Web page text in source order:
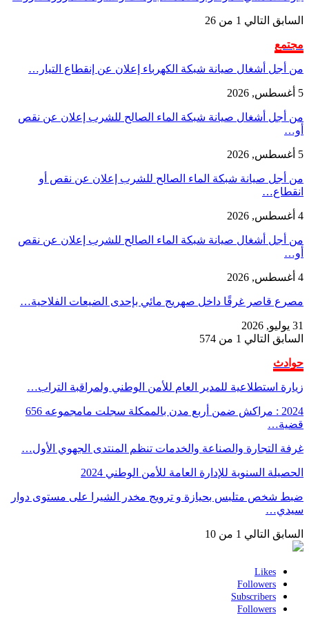
السابق التالي 1 من 26
مجتمع
من أجل أشغال صيانة شبكة الكهرباء إعلان عن إنقطاع التيار…
5 أغسطس, 2026
من أجل أشغال صيانة شبكة الماء الصالح للشرب إعلان عن نقص
أو…
5 أغسطس, 2026
من أجل صيانة شبكة الماء الصالح للشرب إعلان عن نقص أو
انقطاع…
4 أغسطس, 2026
من أجل أشغال صيانة شبكة الماء الصالح للشرب إعلان عن نقص
أو…
4 أغسطس, 2026
مصرع قاصر غرقًا داخل صهريج مائي بإحدى الضيعات الفلاحية…
31 يوليو, 2026
السابق التالي 1 من 574
حوادث
زيارة استطلاعية للمدير العام للأمن الوطني ولمراقبة التراب…
2024 : مراكش ضمن أربع مدن بالممكلة سجلت مامجموعه 656
قضية…
غرفة التجارة والصناعة والخدمات تنظم المنتدى الجهوي الأول…
الحصيلة السنوية للإدارة العامة للأمن الوطني 2024
ضبط شخص متلبس بحيازة و ترويج مخدر الشيرا على مستوى دوار
سيدي…
السابق التالي 1 من 10
Likes
Followers
Subscribers
Followers